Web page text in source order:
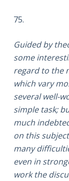
75.
Guided by
some
regard to the
which vary
several well-
simple task;
much
on this
many
even in
work the